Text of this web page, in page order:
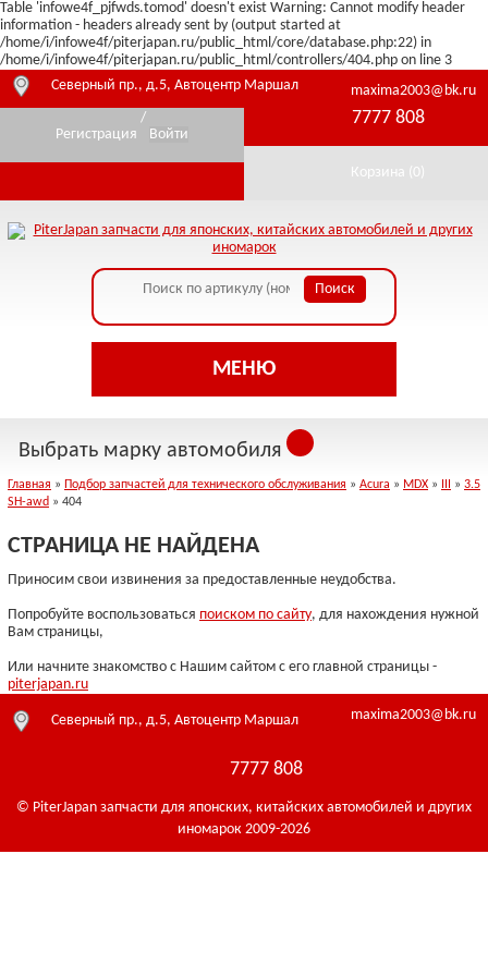
Table 'infowe4f_pjfwds.tomod' doesn't exist Warning: Cannot modify header
information - headers already sent by (output started at
/home/i/infowe4f/piterjapan.ru/public_html/core/database.php:22) in
/home/i/infowe4f/piterjapan.ru/public_html/controllers/404.php on line 3
Северный пр., д.5, Автоцентр Маршал
maxima2003@bk.ru
7777 808
Регистрация
/
Войти
Корзина (0)
МЕНЮ
Выбрать марку автомобиля
Главная » Подбор запчастей для технического обслуживания » Acura » MDX » » 3.5
SH-awd » 404
СТРАНИЦА НЕ НАЙДЕНА
Приносим свои извинения за предоставленные неудобства.
Попробуйте воспользоваться поиском по сайту, для нахождения нужной
Вам страницы,
Или начните знакомство с Нашим сайтом с его главной страницы -
piterjapan.ru
Северный пр., д.5, Автоцентр Маршал maxima2003@bk.ru
7777 808
© PiterJapan запчасти для японских, китайских автомобилей и других
иномарок 2009-2026